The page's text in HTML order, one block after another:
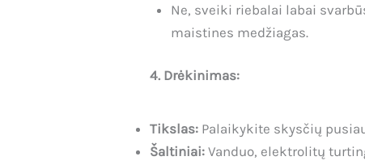
Ne, sveiki riebalai labai
maistines medžiagas.
4. Drėkinimas:
Tikslas: Palaikykite skysčių
Šaltiniai: Vanduo, elektrolitų